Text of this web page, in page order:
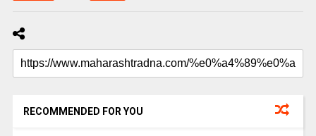
RECOMMENDED FOR YOU